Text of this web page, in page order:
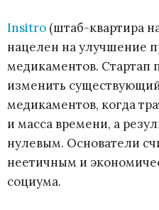
Insitro (штаб-квартира
нацелен на улучшение
медикаментов. Стартап
изменить
медикаментов, когда
и масса времени, а
нулевым. Основатели
неетичным и
социума.